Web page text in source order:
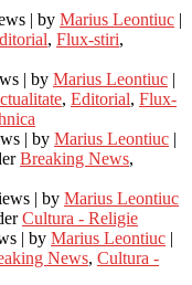
| by Marius Leontiuc |
, Flux-stiri,
| by Marius Leontiuc |
, Editorial, Flux-
| by Marius Leontiuc |
Breaking News,
| by Marius Leontiuc
Cultura - Religie
| by Marius Leontiuc |
News, Cultura -